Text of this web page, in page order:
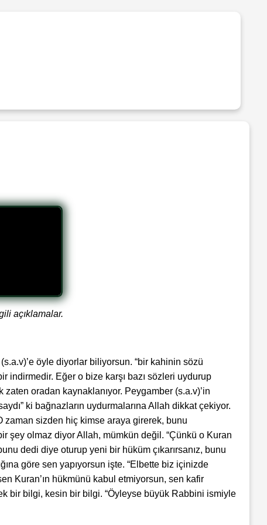
açıklamalar.
öyle diyorlar biliyorsun. “bir kahinin sözü
indirmedir. Eğer o bize karşı bazı sözleri uydurup
oradan kaynaklanıyor. Peygamber (s.a.v)’in
ki bağnazların uydurmalarına Allah dikkat çekiyor.
zaman sizden hiç kimse araya girerek, bunu
şey olmaz diyor Allah, mümkün değil. “Çünkü o Kuran
dedi diye oturup yeni bir hüküm çıkarırsanız, bunu
göre sen yapıyorsun işte. “Elbette biz içinizde
Kuran’ın hükmünü kabul etmiyorsun, sen kafir
bir bilgi, kesin bir bilgi. “Öyleyse büyük Rabbini ismiyle